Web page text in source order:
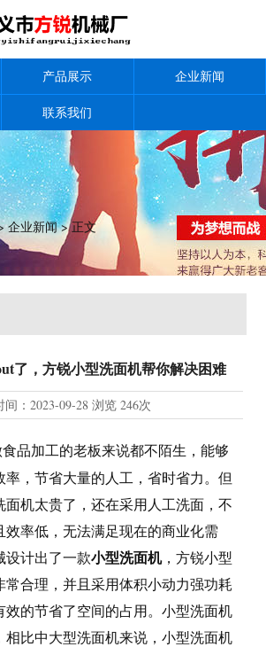
产品展示 企业新闻
联系我们
企业新闻> 正文
了，方锐小型洗面机帮你解决困难
间：2023-09-28浏览246次
品加工的老板来说都不陌生，能够
率，节省大量的人工，省时省力。但
面机太贵了，还在采用人工洗面，不
效率低，无法满足现在的商业化需
设计出了一款小型洗面机，方锐小型
常合理，并且采用体积小动力强功耗
效的节省了空间的占用。小型洗面机
相比中大型洗面机来说，小型洗面机